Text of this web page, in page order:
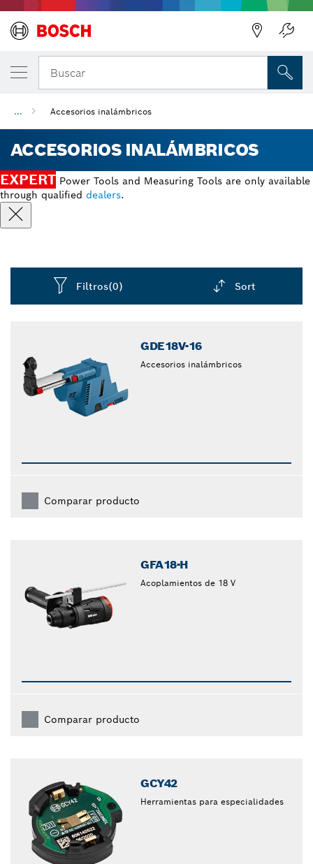
Buscar
... Accesorios inalámbricos
ACCESORIOS INALÁMBRICOS
EXPERT Power Tools and Measuring Tools are only available
through qualified dealers.
Filtros(0) Sort
GDE18V-16
Accesorios inalámbricos
Comparar producto
GFA18-H
Acoplamientos de 18 V
Comparar producto
GCY42
Herramientas para especialidades